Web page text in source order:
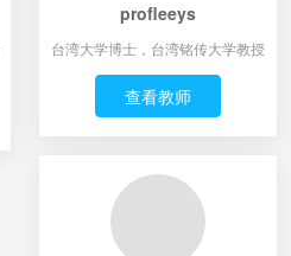
profleeys
台湾大学博士，台湾铭传大学教授
查看教师